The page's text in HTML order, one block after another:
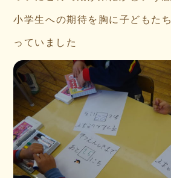
小学生への期待を胸に子どもた
っていました